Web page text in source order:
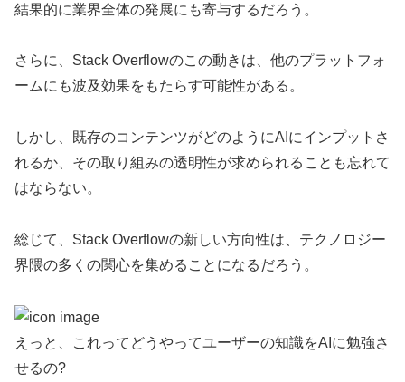
結果的に業界全体の発展にも寄与するだろう。
さらに、Stack Overflowのこの動きは、他のプラットフォ
ームにも波及効果をもたらす可能性がある。
しかし、既存のコンテンツがどのようにAIにインプットさ
れるか、その取り組みの透明性が求められることも忘れて
はならない。
総じて、Stack Overflowの新しい方向性は、テクノロジー
界隈の多くの関心を集めることになるだろう。
えっと、これってどうやってユーザーの知識をAIに勉強さ
せるの?